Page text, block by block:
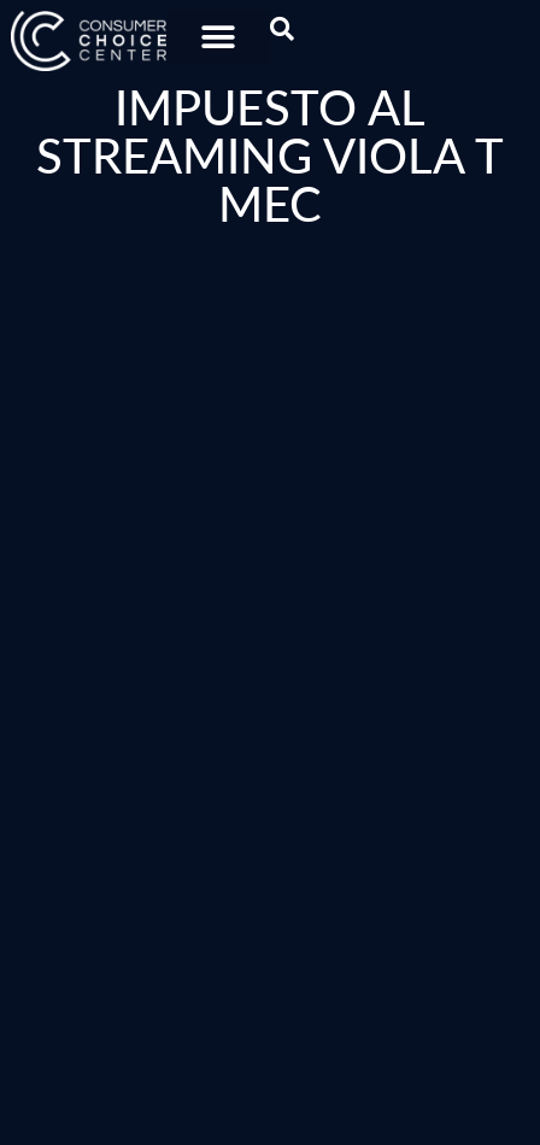
IMPUESTO AL
STREAMING VIOLA T
MEC